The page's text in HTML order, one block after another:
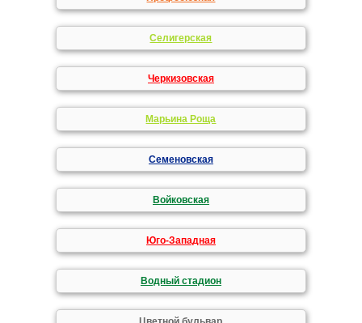
Селигерская
Черкизовская
Марьина Роща
Семеновская
Войковская
Юго-Западная
Водный стадион